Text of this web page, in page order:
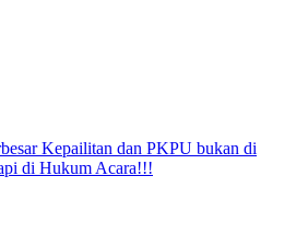
Kepailitan dan PKPU bukan di
di Hukum Acara!!!